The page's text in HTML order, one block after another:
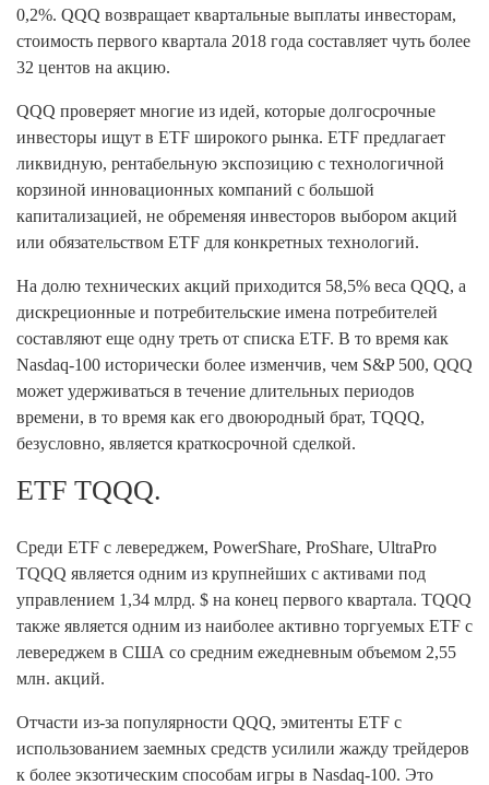
0,2%. QQQ возвращает квартальные выплаты инвесторам,
стоимость первого квартала 2018 года составляет чуть более
32 центов на акцию.
QQQ проверяет многие из идей, которые долгосрочные
инвесторы ищут в ETF широкого рынка. ETF предлагает
ликвидную, рентабельную экспозицию с технологичной
корзиной инновационных компаний с большой
капитализацией, не обременяя инвесторов выбором акций
или обязательством ETF для конкретных технологий.
На долю технических акций приходится 58,5% веса QQQ, а
дискреционные и потребительские имена потребителей
составляют еще одну треть от списка ETF. В то время как
Nasdaq-100 исторически более изменчив, чем S&P 500, QQQ
может удерживаться в течение длительных периодов
времени, в то время как его двоюродный брат, TQQQ,
безусловно, является краткосрочной сделкой.
ETF TQQQ.
Среди ETF с левереджем, PowerShare, ProShare, UltraPro
TQQQ является одним из крупнейших с активами под
управлением 1,34 млрд. $ на конец первого квартала. TQQQ
также является одним из наиболее активно торгуемых ETF с
левереджем в США со средним ежедневным объемом 2,55
млн. акций.
Отчасти из-за популярности QQQ, эмитенты ETF с
использованием заемных средств усилили жажду трейдеров
к более экзотическим способам игры в Nasdaq-100. Это